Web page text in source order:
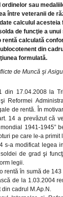
sau
între veteranii de
calculul
de funcţie a
calculată
din
formulată.
de Muncă şi
din 17.04.2008 la
Reformei
de rentă. În
14 a prevăzut că
1941-1945”
pe care le-a primit
s-a modificat legea
de grad şi
legii.
rentă în sumă de
de la 1.03.2004
cadrul M.Ap.N.